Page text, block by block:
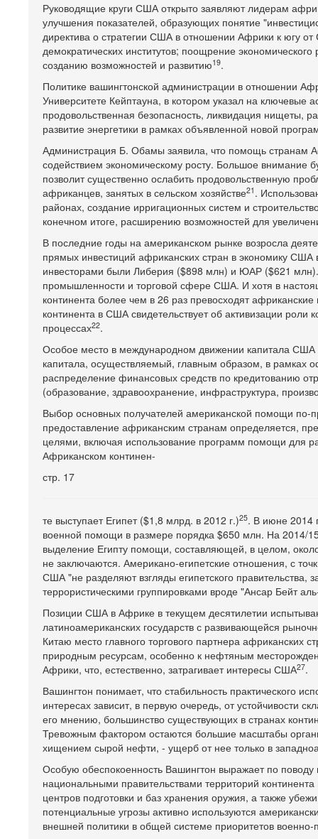
Руководящие круги США открыто заявляют лидерам
улучшения показателей, образующих понятие
директива о стратегии США в отношении Африки к югу
демократических институтов; поощрение
созданию возможностей и развитию19.
Политике вашингтонской администрации в отношении
Университете Кейптауна, в котором указал на
продовольственная безопасность, ликвидация нищеты,
развитие энергетики в рамках объявленной новой
Администрация Б. Обамы заявила, что помощь странам
содействием экономическому росту. Большое внимание
позволит существенно ослабить продовольственную
африканцев, занятых в сельском хозяйстве21 .
районах, создание ирригационных систем и
конечном итоге, расширению возможностей для
В последние годы на американском рынке возросла
прямых инвестиций африканских стран в экономику
инвесторами были Либерия ($898 млн) и ЮАР ($621
промышленности и торговой сфере США. И хотя в
континента более чем в 26 раз превосходят
континента в США свидетельствует об активизации
процессах22.
Особое место в международном движении капитала США
капитала, осуществляемый, главным образом, в
распределение финансовых средств по кредитованию
(образование, здравоохранение, инфраструктура,
Выбор основных получателей американской помощи по-
предоставление африканским странам определяется,
целями, включая использование программ помощи для
Африканском континен-
стр. 17
те выступает Египет ($1,8 млрд. в 2012 г.)25. В июне 2014
военной помощи в размере порядка $650 млн. На 2014/
выделение Египту помощи, составляющей, в целом,
не заключаются. Американо-египетские отношения, с
США "не разделяют взгляды египетского
террористическими группировками вроде "Ансар Бейт
Позиции США в Африке в текущем десятилетии
латиноамериканских государств с развивающейся
Китаю место главного торгового партнера
природным ресурсам, особенно к нефтяным
Африки, что, естественно, затрагивает интересы США27.
Вашингтон понимает, что стабильность практического
интересах зависит, в первую очередь, от устойчивости
его мнению, большинство существующих в странах
Тревожным фактором остаются большие масштабы
хищением сырой нефти, - ущерб от нее только в
Особую обеспокоенность Вашингтон выражает по
национальными правительствами территорий
центров подготовки и баз хранения оружия, а также
потенциальные угрозы активно используются
внешней политики в общей системе приоритетов военно-